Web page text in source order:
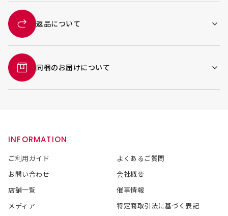
返品について
同梱のお届けについて
INFORMATION
ご利用ガイド
よくあるご質問
お問い合わせ
会社概要
店舗一覧
催事情報
メディア
特定商取引法に基づく表記